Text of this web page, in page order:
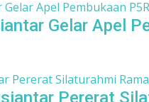
Gelar Apel
Pererat